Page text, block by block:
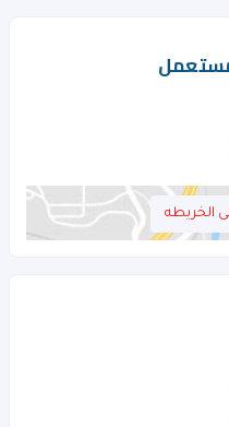
الخريطه